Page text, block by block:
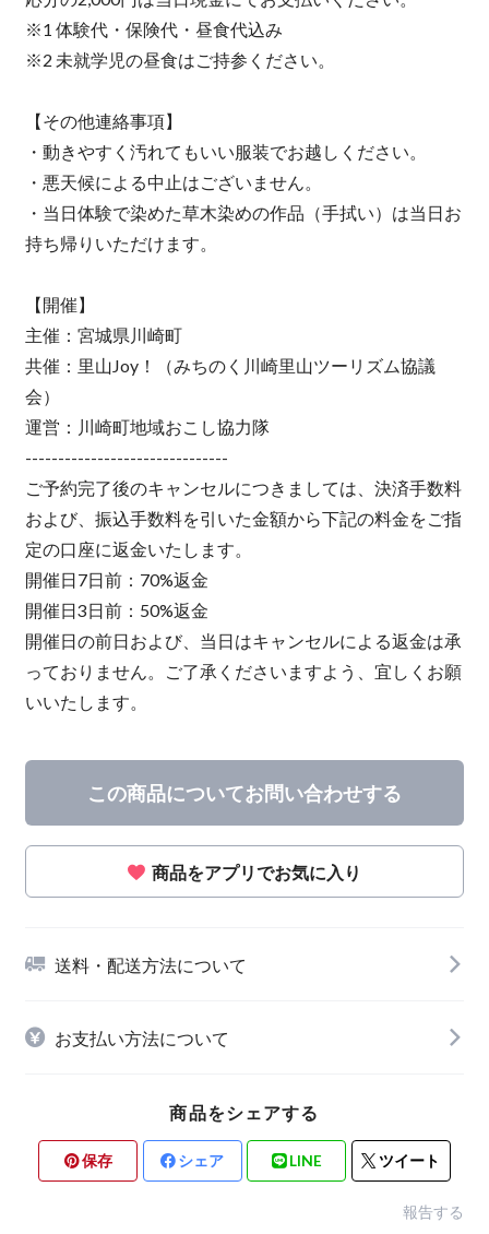
※1 体験代・保険代・昼食代込み
※2 未就学児の昼食はご持参ください。
【その他連絡事項】
・動きやすく汚れてもいい服装でお越しください。
・悪天候による中止はございません。
・当日体験で染めた草木染めの作品（手拭い）は当日お
持ち帰りいただけます。
【開催】
主催：宮城県川崎町
共催：里山Joy！（みちのく川崎里山ツーリズム協議
会）
運営：川崎町地域おこし協力隊
-------------------------------
ご予約完了後のキャンセルにつきましては、決済手数料
および、振込手数料を引いた金額から下記の料金をご指
定の口座に返金いたします。
開催日7日前：70%返金
開催日3日前：50%返金
開催日の前日および、当日はキャンセルによる返金は承
っておりません。ご了承くださいますよう、宜しくお願
いいたします。
この商品についてお問い合わせする
商品をアプリでお気に入り
送料・配送方法について
お支払い方法について
商品をシェアする
保存 シェア LINE ツイート
報告する